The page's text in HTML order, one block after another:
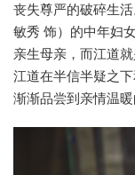
丧失尊严的破碎生
敏秀 饰）的中年妇
亲生母亲，而江道
江道在半信半疑之下
渐渐品尝到亲情温